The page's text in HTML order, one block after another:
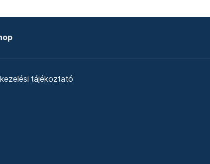
tájékoztató